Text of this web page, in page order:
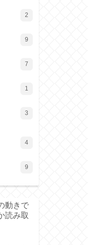
2
9
7
1
3
4
9
動きで
読み取